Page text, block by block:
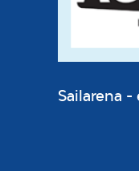
Sailarena